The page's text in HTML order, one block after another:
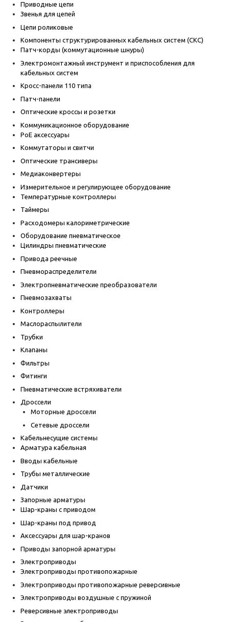
Приводные цепи
Звенья для цепей
Цепи роликовые
Компоненты структурированных кабельных систем (СКС)
Патч-корды (коммутационные шнуры)
Электромонтажный инструмент и приспособления для
кабельных систем
Кросс-панели 110 типа
Патч-панели
Оптические кроссы и розетки
Коммуникационное оборудование
PoE аксессуары
Коммутаторы и свитчи
Оптические трансиверы
Медиаконвертеры
Измерительное и регулирующее оборудование
Температурные контроллеры
Таймеры
Расходомеры калориметрические
Оборудование пневматическое
Цилиндры пневматические
Привода реечные
Пневмораспределители
Электропневматические преобразователи
Пневмозахваты
Контроллеры
Маслораспылители
Трубки
Клапаны
Фильтры
Фитинги
Пневматические встряхиватели
Дроссели
Моторные дроссели
Сетевые дроссели
Кабельнесущие системы
Арматура кабельная
Вводы кабельные
Трубы металлические
Датчики
Запорные арматуры
Шар-краны с приводом
Шар-краны под привод
Аксессуары для шар-кранов
Приводы запорной арматуры
Электроприводы
Электроприводы противопожарные
Электроприводы противопожарные реверсивные
Электроприводы воздушные с пружиной
Реверсивные электроприводы